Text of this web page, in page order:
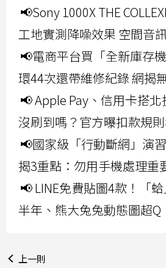
📢Sony 1000X THE
工地實測降噪效果 空間音
📢電商平台買「全新庫存
環44次還帶維修紀錄 網揭
📢 Apple Pay、信用卡搭
沒刷到嗎？官方曝扣款規
📢國家級「行動斷網」演
揭3重點：勿用手機處理重
📢 LINE免費貼圖4款！「
半年、熊大兔兔動態圖超Q
上一則